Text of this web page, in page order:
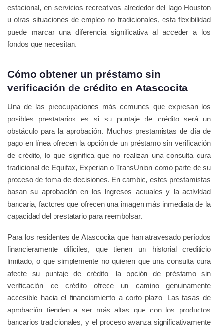
estacional, en servicios recreativos alrededor del lago Houston
u otras situaciones de empleo no tradicionales, esta flexibilidad
puede marcar una diferencia significativa al acceder a los
fondos que necesitan.
Cómo obtener un préstamo sin
verificación de crédito en Atascocita
Una de las preocupaciones más comunes que expresan los
posibles prestatarios es si su puntaje de crédito será un
obstáculo para la aprobación. Muchos prestamistas de día de
pago en línea ofrecen la opción de un préstamo sin verificación
de crédito, lo que significa que no realizan una consulta dura
tradicional de Equifax, Experian o TransUnion como parte de su
proceso de toma de decisiones. En cambio, estos prestamistas
basan su aprobación en los ingresos actuales y la actividad
bancaria, factores que ofrecen una imagen más inmediata de la
capacidad del prestatario para reembolsar.
Para los residentes de Atascocita que han atravesado períodos
financieramente difíciles, que tienen un historial crediticio
limitado, o que simplemente no quieren que una consulta dura
afecte su puntaje de crédito, la opción de préstamo sin
verificación de crédito ofrece un camino genuinamente
accesible hacia el financiamiento a corto plazo. Las tasas de
aprobación tienden a ser más altas que con los productos
bancarios tradicionales, y el proceso avanza significativamente